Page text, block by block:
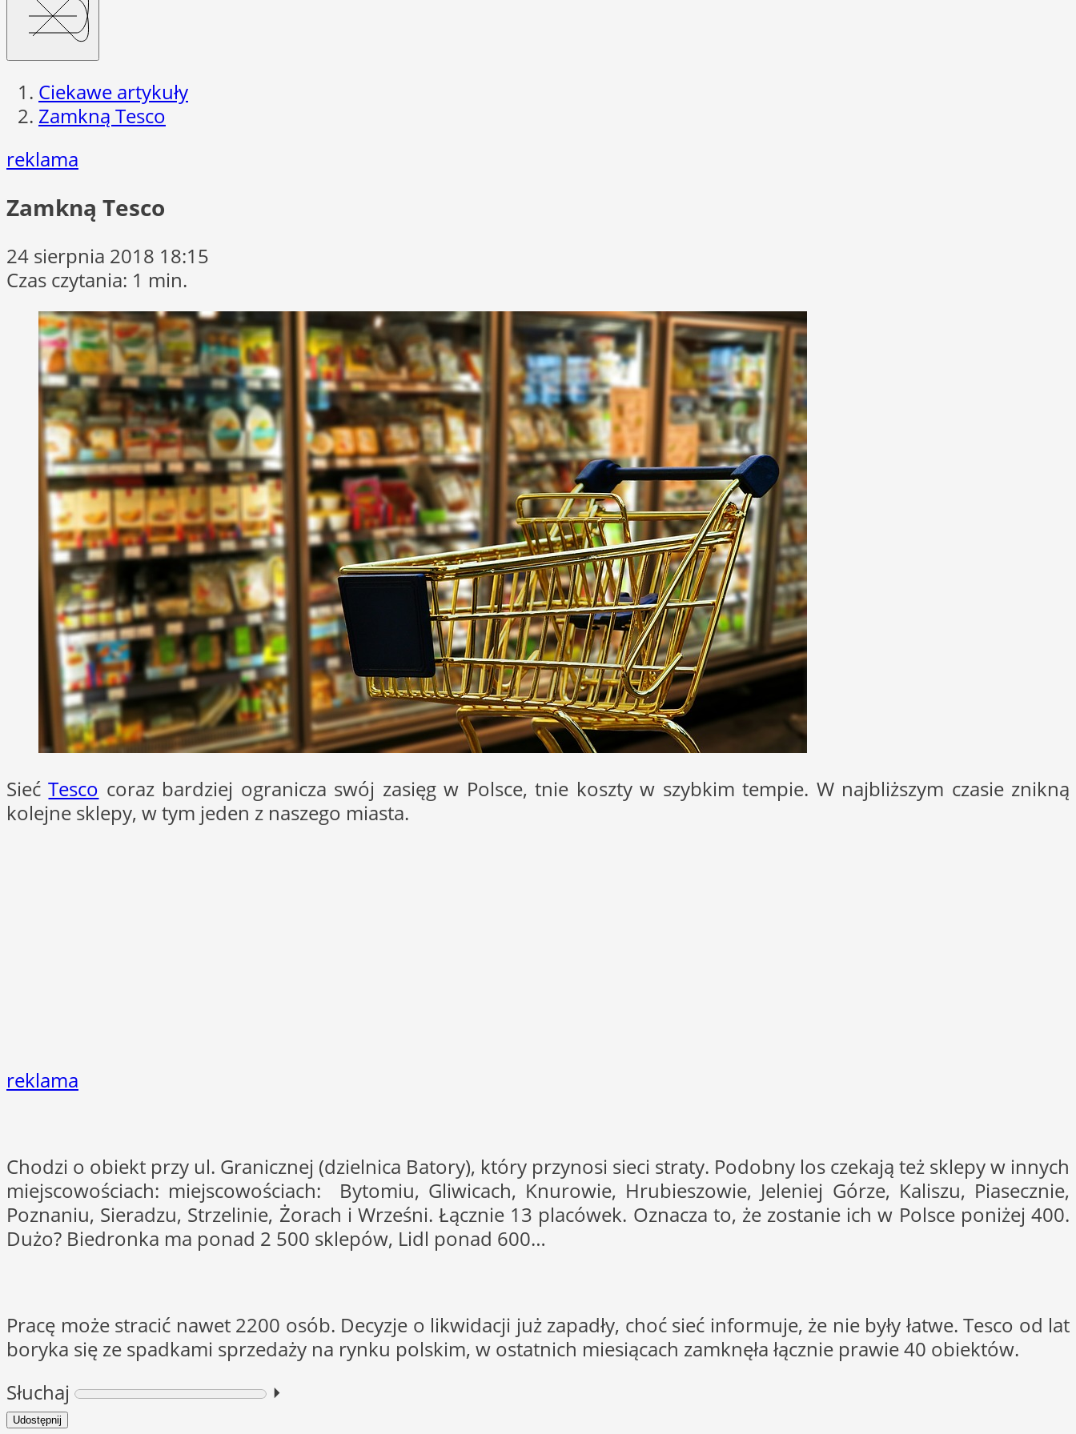
Ciekawe artykuły
Zamkną Tesco
reklama
Zamkną Tesco
24 sierpnia 2018 18:15
Czas czytania: 1 min.
SiećTesco coraz bardziej ogranicza swój zasięg w Polsce, tnie koszty w szybkim tempie. W najbliższym czasie znikną
kolejne sklepy, w tym jeden z naszego miasta.
reklama
Chodzi o obiekt przy ul. Granicznej (dzielnica Batory), który przynosi sieci straty. Podobny los czekają też sklepy w innych
miejscowościach: miejscowościach: Bytomiu, Gliwicach, Knurowie, Hrubieszowie, Jeleniej Górze, Kaliszu, Piasecznie,
Poznaniu, Sieradzu, Strzelinie, Żorach i Wrześni. Łącznie 13 placówek. Oznacza to, że zostanie ich w Polsce poniżej 400.
Dużo? Biedronka ma ponad 2 500 sklepów, Lidl ponad 600…
Pracę może stracić nawet 2200 osób. Decyzje o likwidacji już zapadły, choć sieć informuje, że nie były łatwe. Tesco od lat
boryka się ze spadkami sprzedaży na rynku polskim, w ostatnich miesiącach zamknęła łącznie prawie 40 obiektów.
Słuchaj
⏵︎
Udostępnij